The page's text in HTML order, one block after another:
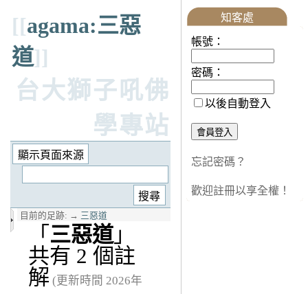
[[agama:三惡
道]]
台大獅子吼佛
學專站
目前的足跡: → 三惡道
「 三惡道 」
共有 2 個註
解 (更新時間 2026年
知客處
帳號：
密碼：
以後自動登入
忘記密碼？
歡迎註冊以享全權！